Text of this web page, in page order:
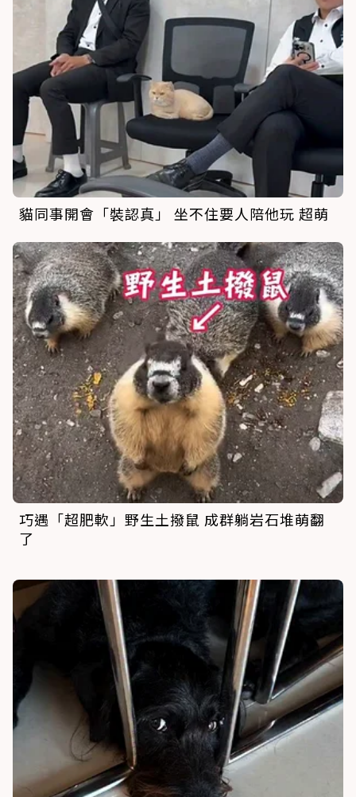
貓同事開會「裝認真」 坐不住要人陪他玩 超萌
巧遇「超肥軟」野生土撥鼠 成群躺岩石堆萌翻
了